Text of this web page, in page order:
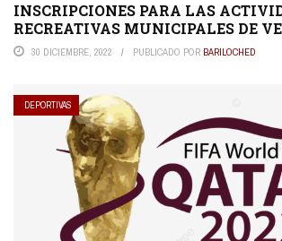
INSCRIPCIONES PARA LAS
RECREATIVAS MUNICIPALES DE
30 DICIEMBRE, 2022 PUBLICADO POR BARILOCHED
DEPORTIVAS